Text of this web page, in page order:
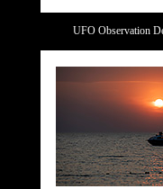
UFO Observation